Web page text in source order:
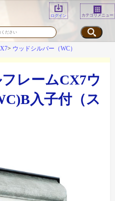
ログイン カテゴリメニュー
ウッドシルバー（WC）
レームCX7ウ
入子付（ス